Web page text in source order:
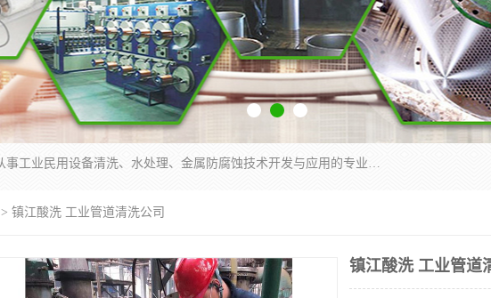
武汉洁利友环境技术有限公司是从事工业民用设备清洗、水处理、金属防腐蚀技术开发与应用的专业化公司。公司经过十余年发展积累了丰富的清洗经验，服务过的客户达到500余家，清洗的各类工业设备共计3000余台。
> 镇江酸洗 工业管道清洗公司
镇江酸洗 工业管道